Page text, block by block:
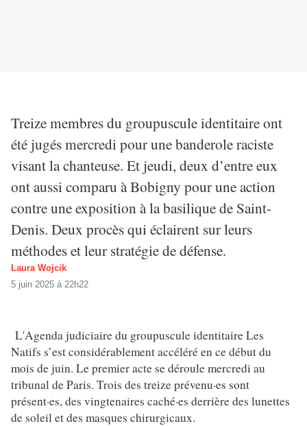
Treize membres du groupuscule identitaire ont
été jugés mercredi pour une banderole raciste
visant la chanteuse. Et jeudi, deux d’entre eux
ont aussi comparu à Bobigny pour une action
contre une exposition à la basilique de Saint-
Denis. Deux procès qui éclairent sur leurs
méthodes et leur stratégie de défense.
Laura Wojcik
5 juin 2025 à 22h22
L'Agenda judiciaire du groupuscule identitaire Les
Natifs s’est considérablement accéléré en ce début du
mois de juin. Le premier acte se déroule mercredi au
tribunal de Paris. Trois des treize prévenu·es sont
présent·es, des vingtenaires caché·es derrière des lunettes
de soleil et des masques chirurgicaux.